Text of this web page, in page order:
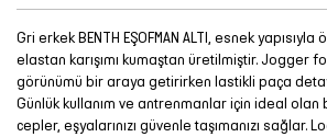
Gri erkek BENTH EŞOFMAN ALTI, esnek
elastan karışımı kumaştan üretilmiştir. Jogger
görünümü bir araya getirirken lastikli paça
Günlük kullanım ve antrenmanlar için ideal
cepler, eşyalarınızı güvenle taşımanızı sağlar.